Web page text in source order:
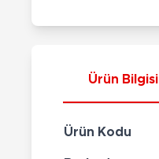
Ürün Bilgisi
Ürün Kodu